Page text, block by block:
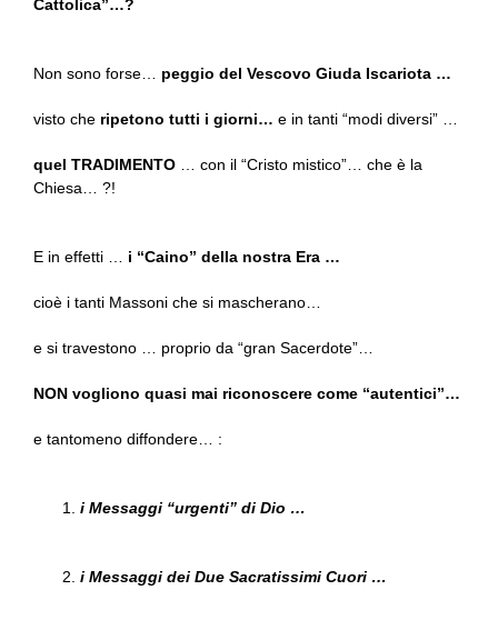
Cattolica”…?
Non sono forse… peggio del Vescovo Giuda Iscariota …
visto che ripetono tutti i giorni… e in tanti “modi diversi” …
quel TRADIMENTO … con il “Cristo mistico”… che è la
Chiesa… ?!
E in effetti … i “Caino” della nostra Era …
cioè i tanti Massoni che si mascherano…
e si travestono … proprio da “gran Sacerdote”…
NON vogliono quasi mai riconoscere come “autentici”…
e tantomeno diffondere… :
i Messaggi “urgenti” di Dio …
i Messaggi dei Due Sacratissimi Cuori …